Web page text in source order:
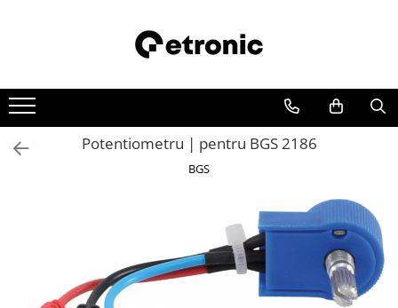
Potentiometru | pentru BGS 2186
BGS